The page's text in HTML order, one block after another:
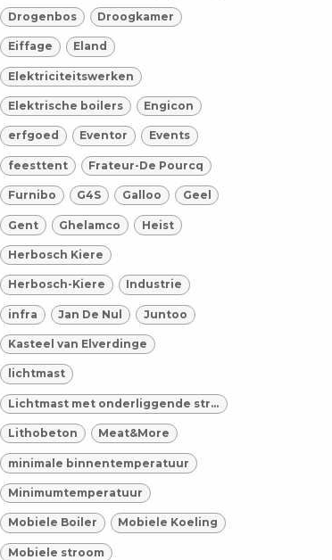
Drogenbos Droogkamer
Eiffage Eland
Elektriciteitswerken
Elektrische boilers Engicon
erfgoed Eventor Events
feesttent Frateur-De Pourcq
Furnibo G4S Galloo Geel
Gent Ghelamco Heist
Herbosch Kiere
Herbosch-Kiere Industrie
infra Jan De Nul Juntoo
Kasteel van Elverdinge
lichtmast
Lichtmast met onderliggende stroomgroep
Lithobeton Meat&More
minimale binnentemperatuur
Minimumtemperatuur
Mobiele Boiler Mobiele Koeling
Mobiele stroom